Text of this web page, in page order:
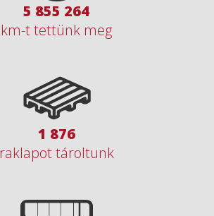
8 564 416
km-t tettünk meg
2 744
raklapot tároltunk